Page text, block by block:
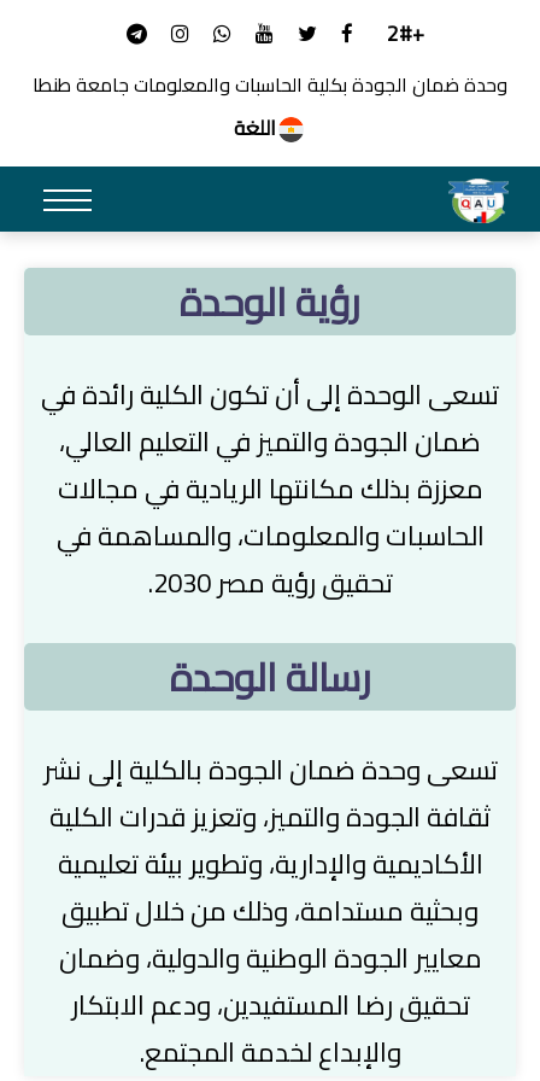
+2#
وحدة ضمان الجودة بكلية الحاسبات والمعلومات جامعة طنطا
اللغة
رؤية الوحدة
تسعى الوحدة إلى أن تكون الكلية رائدة في
ضمان الجودة والتميز في التعليم العالي،
معززة بذلك مكانتها الريادية في مجالات
الحاسبات والمعلومات، والمساهمة في
تحقيق رؤية مصر 2030.
رسالة الوحدة
تسعى وحدة ضمان الجودة بالكلية إلى نشر
ثقافة الجودة والتميز، وتعزيز قدرات الكلية
الأكاديمية والإدارية، وتطوير بيئة تعليمية
وبحثية مستدامة، وذلك من خلال تطبيق
معايير الجودة الوطنية والدولية، وضمان
تحقيق رضا المستفيدين، ودعم الابتكار
والإبداع لخدمة المجتمع.